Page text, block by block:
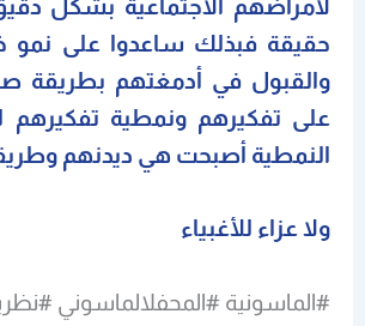
لأمراضهم الاجتماعية بشكل
حقيقة فبذلك ساعدوا على نمو
والقبول في أدمغتهم بطريقة
على تفكيرهم ونمطية تفكيرهم
النمطية أصبحت هي ديدنهم
ولا عزاء للأغبياء
#الماسونية #المحفلالماسوني